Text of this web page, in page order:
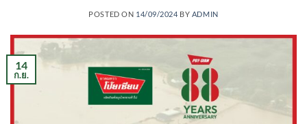
POSTED ON 14/09/2024 BY ADMIN
14
ก.ย.